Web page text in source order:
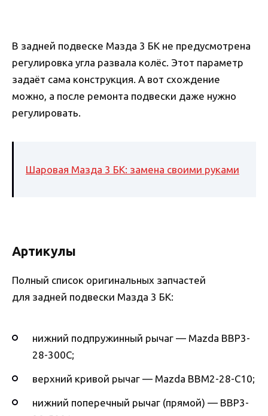
В задней подвеске Мазда 3 БК не предусмотрена
регулировка угла развала колёс. Этот параметр
задаёт сама конструкция. А вот схождение
можно, а после ремонта подвески даже нужно
регулировать.
Шаровая Мазда 3 БК: замена своими руками
Артикулы
Полный список оригинальных запчастей
для задней подвески Мазда 3 БК:
нижний подпружинный рычаг — Mazda BBP3-
28-300C;
верхний кривой рычаг — Mazda BBM2-28-C10;
нижний поперечный рычаг (прямой) — BBP3-